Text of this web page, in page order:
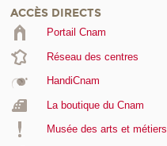
ACCÈS DIRECTS
Portail Cnam
Réseau des centres
HandiCnam
La boutique du Cnam
Musée des arts et métiers